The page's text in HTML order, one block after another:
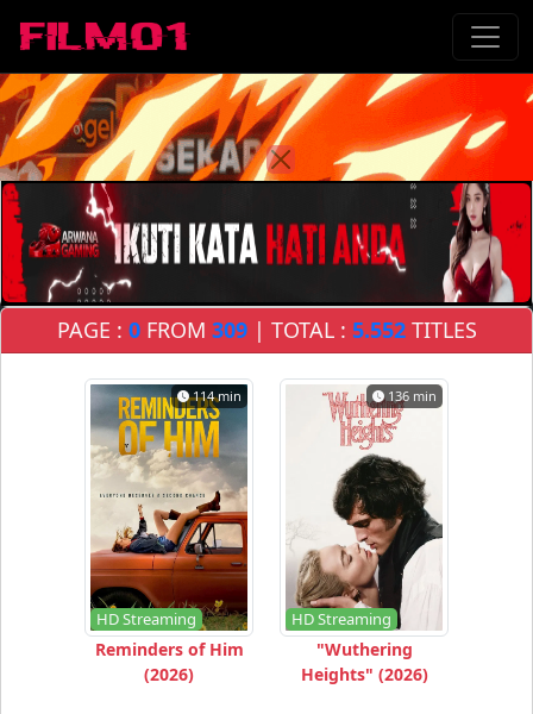
PAGE : 0FROM 309| TOTAL : 5.552TITLES
114 min
HD Streaming
Reminders of Him
(2026)
136 min
HD Streaming
"Wuthering
Heights" (2026)